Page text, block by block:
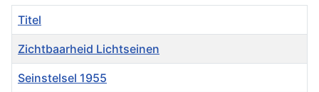
Titel
Zichtbaarheid Lichtseinen
Seinstelsel 1955